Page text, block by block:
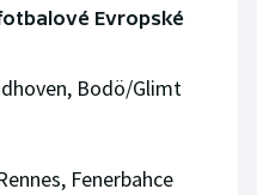
Evropské
Bodö/Glimt
Fenerbahce